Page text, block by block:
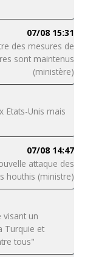
07/08 15:31
des mesures de
sont maintenus
(ministère)
Etats-Unis mais
07/08 14:47
attaque des
houthis (ministre)
visant un
Turquie et
tous"